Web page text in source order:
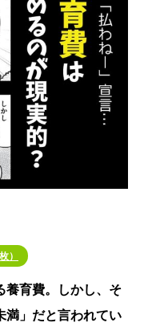
）
養育費。しかし、そ
満」だと言われてい